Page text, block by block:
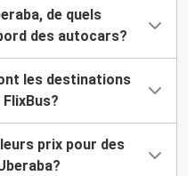
de quels
des autocars?
les destinations
prix pour des